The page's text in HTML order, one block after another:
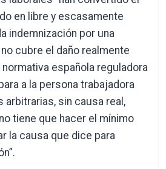
en libre y escasamente
indemnización por una
cubre el daño realmente
española reguladora
a la persona trabajadora
sin causa real,
tiene que hacer el mínimo
la causa que dice para